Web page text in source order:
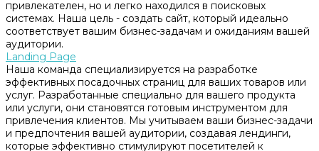
привлекателен, но и легко находился в поисковых
системах. Наша цель - создать сайт, который идеально
соответствует вашим бизнес-задачам и ожиданиям вашей
аудитории.
Landing Page
Наша команда специализируется на разработке
эффективных посадочных страниц для ваших товаров или
услуг. Разработанные специально для вашего продукта
или услуги, они становятся готовым инструментом для
привлечения клиентов. Мы учитываем ваши бизнес-задачи
и предпочтения вашей аудитории, создавая лендинги,
которые эффективно стимулируют посетителей к